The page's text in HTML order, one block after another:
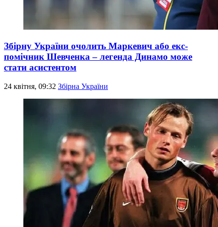
Збірну України очолить Маркевич або екс-
помічник Шевченка – легенда Динамо може
стати асистентом
24 квітня, 09:32 Збірна України